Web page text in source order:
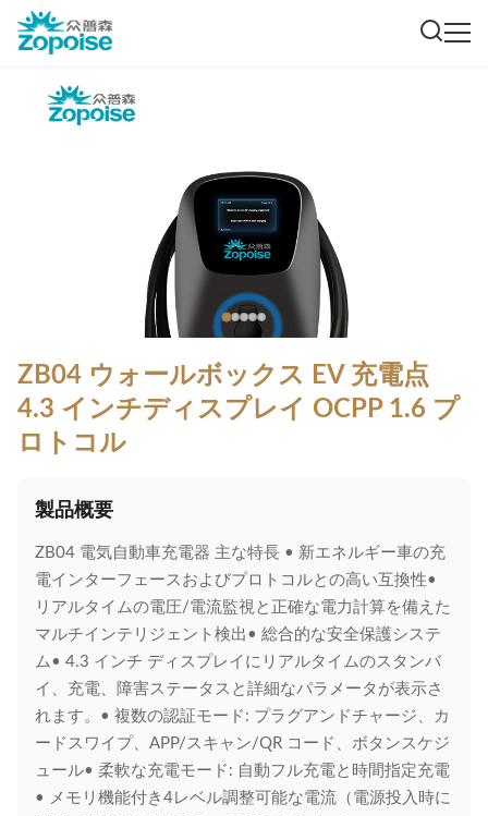
ZB04 ウォールボックス EV 充電点
4.3 インチディスプレイ OCPP 1.6 プ
ロトコル
製品概要
ZB04 電気自動車充電器 主な特長 • 新エネルギー車の充
電インターフェースおよびプロトコルとの高い互換性•
リアルタイムの電圧/電流監視と正確な電力計算を備えた
マルチインテリジェント検出• 総合的な安全保護システ
ム• 4.3 インチ ディスプレイにリアルタイムのスタンバ
イ、充電、障害ステータスと詳細なパラメータが表示さ
れます。• 複数の認証モード: プラグアンドチャージ、カ
ードスワイプ、APP/スキャン/QR コード、ボタンスケジ
ュール• 柔軟な充電モード: 自動フル充電と時間指定充電
• メモリ機能付き4レベル調整可能な電流（電源投入時に